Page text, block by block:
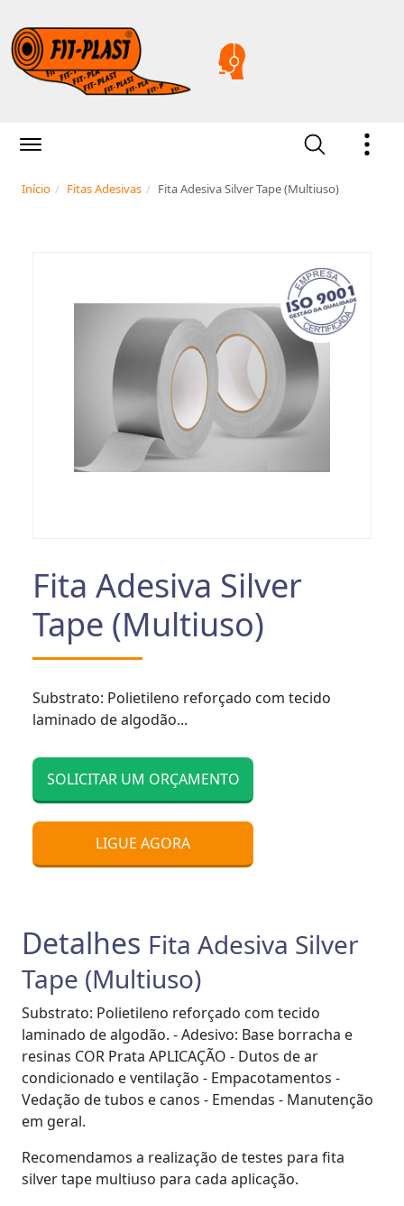
Início Fitas Adesivas Fita Adesiva Silver Tape (Multiuso)
Fita Adesiva Silver
Tape (Multiuso)
Substrato: Polietileno reforçado com tecido
laminado de algodão...
SOLICITAR UM ORÇAMENTO
LIGUE AGORA
Detalhes Fita Adesiva Silver
Tape (Multiuso)
Substrato: Polietileno reforçado com tecido
laminado de algodão. - Adesivo: Base borracha e
resinas COR Prata APLICAÇÃO - Dutos de ar
condicionado e ventilação - Empacotamentos -
Vedação de tubos e canos - Emendas - Manutenção
em geral.
Recomendamos a realização de testes para fita
silver tape multiuso para cada aplicação.